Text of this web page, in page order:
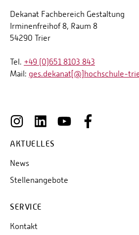
Dekanat Fachbereich Gestaltung
Irminenfreihof 8, Raum 8
54290 Trier
Tel. +49 (0)651 8103 843
Mail: ges.dekanat[@]hochschule-
AKTUELLES
News
Stellenangebote
SERVICE
Kontakt